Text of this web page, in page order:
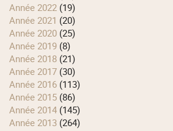
année 2022 (19)
année 2021 (20)
année 2020 (25)
année 2019 (8)
année 2018 (21)
année 2017 (30)
année 2016 (113)
année 2015 (86)
année 2014 (145)
année 2013 (264)